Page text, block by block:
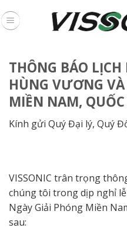
to
THÔNG BÁO
HÙNG VƯƠNG
MIỀN NAM,
Kính gửi Quý Đại lý, Quý
VISSONIC trân trọng
chúng tôi trong dịp nghỉ
Ngày Giải Phóng Miền
sau: